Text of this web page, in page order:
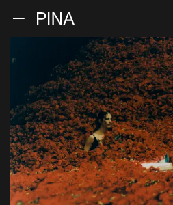
Zum Inhalt springen
Menu öffnen